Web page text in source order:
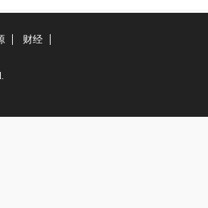
财经